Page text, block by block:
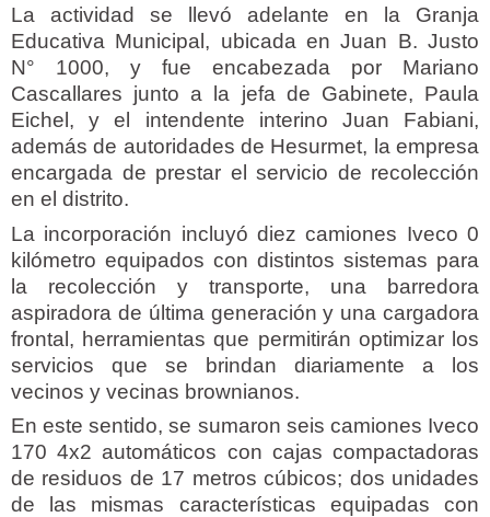
La actividad se llevó adelante en la Granja
Educativa Municipal, ubicada en Juan B. Justo
N° 1000, y fue encabezada por Mariano
Cascallares junto a la jefa de Gabinete, Paula
Eichel, y el intendente interino Juan Fabiani,
además de autoridades de Hesurmet, la empresa
encargada de prestar el servicio de recolección
en el distrito.
La incorporación incluyó diez camiones Iveco 0
kilómetro equipados con distintos sistemas para
la recolección y transporte, una barredora
aspiradora de última generación y una cargadora
frontal, herramientas que permitirán optimizar los
servicios que se brindan diariamente a los
vecinos y vecinas brownianos.
En este sentido, se sumaron seis camiones Iveco
170 4x2 automáticos con cajas compactadoras
de residuos de 17 metros cúbicos; dos unidades
de las mismas características equipadas con